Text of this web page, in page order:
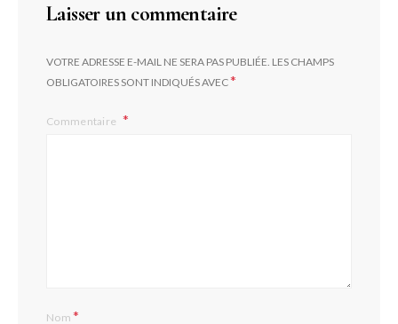
Laisser un commentaire
VOTRE ADRESSE E-MAIL NE SERA PAS PUBLIÉE. LES CHAMPS
OBLIGATOIRES SONT INDIQUÉS AVEC*
Commentaire
Nom*